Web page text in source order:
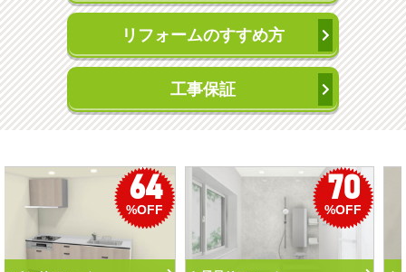
リフォームのすすめ方
工事保証
70
%OFF
50